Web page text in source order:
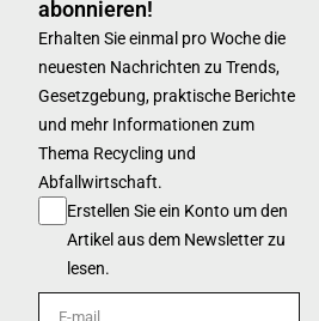
abonnieren!
Erhalten Sie einmal pro Woche die
neuesten Nachrichten zu Trends,
Gesetzgebung, praktische Berichte
und mehr Informationen zum
Thema Recycling und
Abfallwirtschaft.
Erstellen Sie ein Konto um den
Artikel aus dem Newsletter zu
lesen.
E-mail